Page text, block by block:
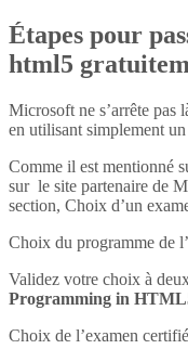
Étapes pour
html5
Microsoft ne s’arrête pas
en utilisant simplement
Comme il est mentionné
sur le site partenaire de
section, Choix d’un
Choix du programme de
Validez votre choix à
Programming in
Choix de l’examen certifié